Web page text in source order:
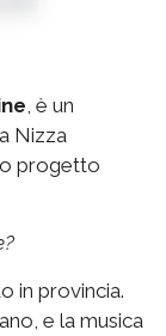
, è un
Nizza
progetto
in provincia.
e la musica